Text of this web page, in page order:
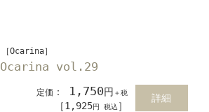
［Ocarina］
Ocarina vol.29
定価 ： 1,750円 ＋税
［1,925円 税込 ］
詳細